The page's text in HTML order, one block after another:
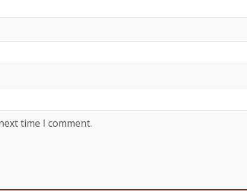
time I comment.